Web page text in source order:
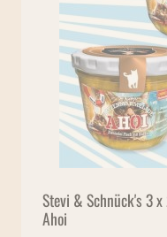
Stevi & Schnück's 3 x
Ahoi